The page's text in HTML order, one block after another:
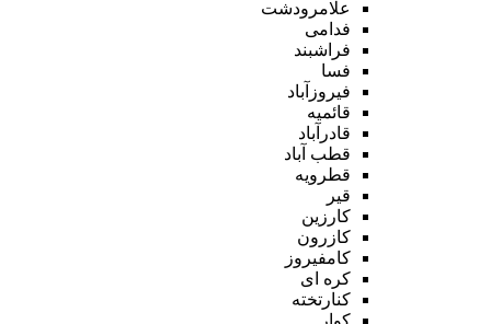
علامرودشت
فدامی
فراشبند
فسا
فیروزآباد
قائمیه
قادرآباد
قطب آباد
قطرویه
قیر
کارزین
کازرون
کامفیروز
کره ای
کنارتخته
کوار